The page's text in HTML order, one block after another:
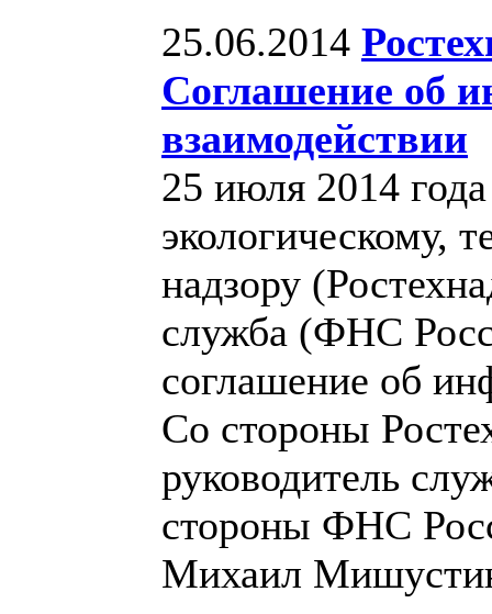
25.06.2014
Соглашение об
взаимодействии
25 июля 2014
экологическому,
надзору
служба (ФНС
соглашение об
Со стороны
руководитель
стороны ФНС
Михаил